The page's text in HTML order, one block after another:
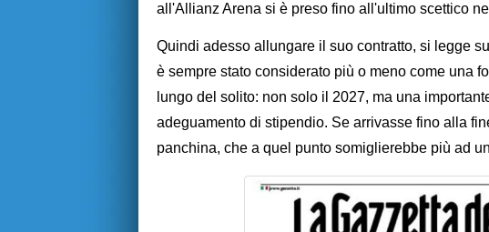
all'Allianz Arena si è preso fino all'ultimo scettico
Quindi adesso allungare il suo contratto, si legge
è sempre stato considerato più o meno come una
lungo del solito: non solo il 2027, ma una
adeguamento di stipendio. Se arrivasse fino alla
panchina, che a quel punto somiglierebbe più ad